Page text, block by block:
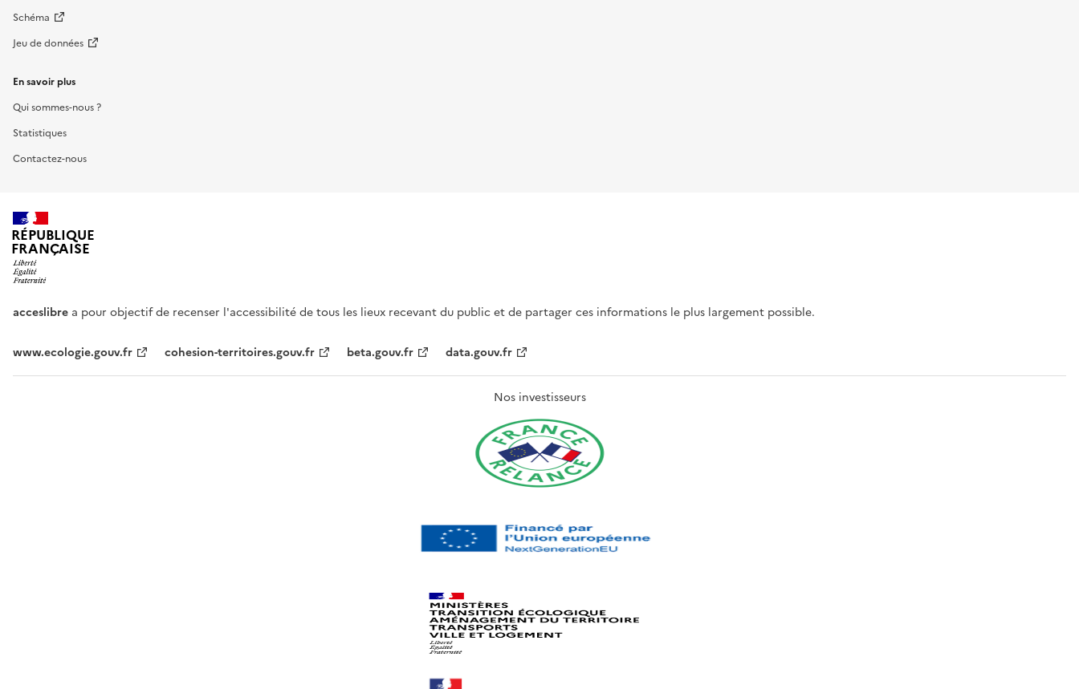
Schéma
Jeu de données
En savoir plus
Qui sommes-nous ?
Statistiques
Contactez-nous
RÉPUBLIQUE
FRANÇAISE
acceslibre a pour objectif de recenser l'accessibilité de tous les lieux recevant du public et de partager ces informations le plus largement possible.
www.ecologie.gouv.fr cohesion-territoires.gouv.fr beta.gouv.fr data.gouv.fr
Nos investisseurs